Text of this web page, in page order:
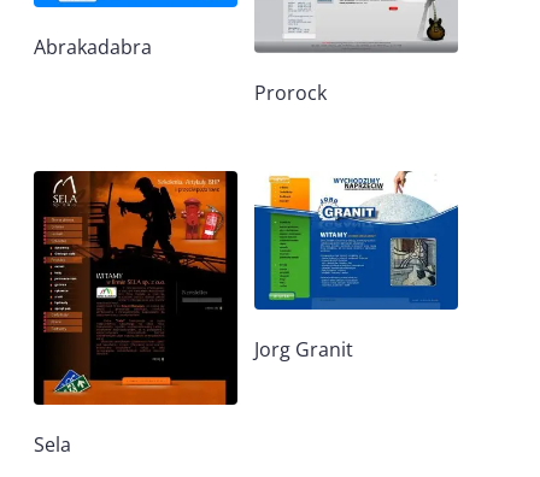
Abrakadabra
Prorock
Sela
Jorg Granit